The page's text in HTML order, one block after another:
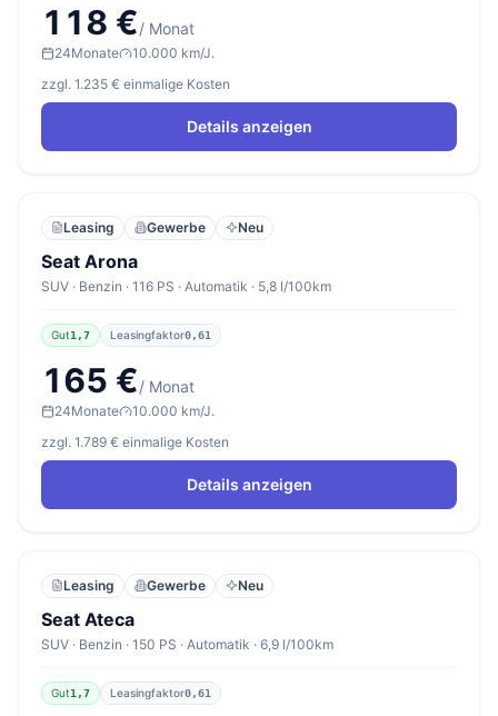
118 €/ Monat
24Monate
10.000 km/J.
zzgl. 1.235 € einmalige Kosten
Details anzeigen
Leasing Gewerbe Neu
Seat Arona
SUV · Benzin · 116 PS · Automatik · 5,8 l/100km
Gut1,7 Leasingfaktor0,61
165 €/ Monat
24Monate
10.000 km/J.
zzgl. 1.789 € einmalige Kosten
Details anzeigen
Leasing Gewerbe Neu
Seat Ateca
SUV · Benzin · 150 PS · Automatik · 6,9 l/100km
Gut1,7 Leasingfaktor0,61